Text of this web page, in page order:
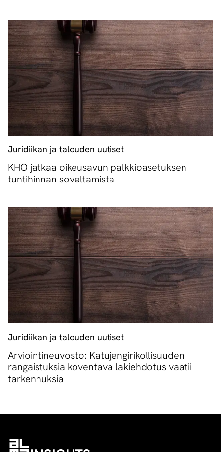
Juridiikan ja talouden uutiset
KHO jatkaa oikeusavun palkkioasetuksen
tuntihinnan soveltamista
Juridiikan ja talouden uutiset
Arviointineuvosto: Katujengirikollisuuden
rangaistuksia koventava lakiehdotus vaatii
tarkennuksia